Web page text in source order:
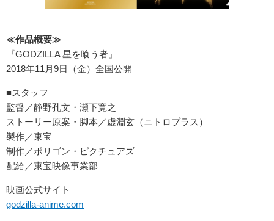
≪作品概要≫
『GODZILLA 星を喰う者』
2018年11月9日（金）全国公開
■スタッフ
監督／静野孔文・瀬下寛之
ストーリー原案・脚本／虚淵玄（ニトロプラス）
製作／東宝
制作／ポリゴン・ピクチュアズ
配給／東宝映像事業部
映画公式サイト
godzilla-anime.com